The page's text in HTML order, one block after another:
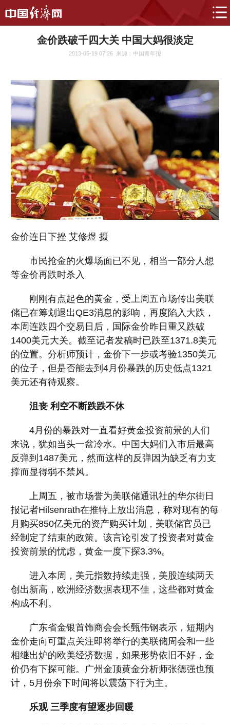
金价跌破千四大关 中国大妈很淡定
2013-05-19 07:26 来源：中国青年报
金价连日下挫 艾修煜 摄
市民抢金的火爆场面已不见，相当一部分人想
等金价再跌时杀入
刚刚有点起色的黄金，受上周五市场传出美联
储已在筹划退出QE3消息的影响，再度陷入大跌，
本周连跌四个交易日后，国际金价昨日重又跌破
1400美元大关。截至记者发稿时已跌至1371.8美元
的位置。分析师预计，金价下一步或考验1350美元
的位子，但是否能去到4月份暴跌的历史低点1321
美元还有待观察。
沮丧 利空不断跌跌不休
4月份的暴跌对一直看好黄金投资前景的人们
来说，犹如当头一盆冷水。中国大妈们入市后最高
反弹到1487美元，然而这样的反弹因为缺乏有力支
撑而显得弱不禁风。
上周五，被市场誉为美联储通讯社的华尔街日
报记者Hilsenrath在推特上放出消息，称对现有的每
月购买850亿美元的资产购买计划，美联储官员已
经制定了结束的政策。该言论引发了投资者对黄金
投资前景的忧虑，黄金一度下探3.3%。
进入本周，美元指数持续走强，美股连续两天
创出新高，欧洲经济数据表现不佳，这些都对黄金
构成不利。
广东省金银首饰商会会长甄伟钢表示，短期内
金价走向可重点关注即将举行的美联储周会和一些
相继出炉的欧美经济数据，如果形势依旧不好，金
价仍有下探可能。广州金顶黄金分析师张德强也预
计，5月份余下时间将以震荡下行为主。
乐观 三季度有望逐步回暖